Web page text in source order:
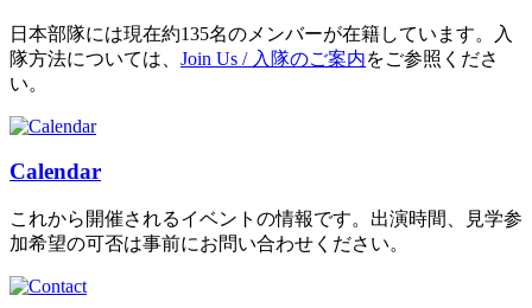
日本部隊には現在約135名のメンバーが在籍しています。入
隊方法については、 Join Us / 入隊のご案内をご参照くださ
い。
Calendar
これから開催されるイベントの情報です。出演時間、見学参
加希望の可否は事前にお問い合わせください。